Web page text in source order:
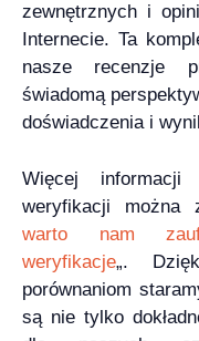
zewnętrznych i
Internecie. Ta
nasze recenzje
świadomą
doświadczenia i
Więcej
weryfikacji można
warto nam
weryfikacje„.
porównaniom
są nie tylko